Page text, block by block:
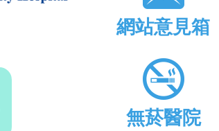
網站意見箱
無菸醫院